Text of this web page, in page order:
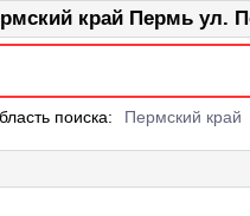
край Пермь ул.
поиска: Пермский край